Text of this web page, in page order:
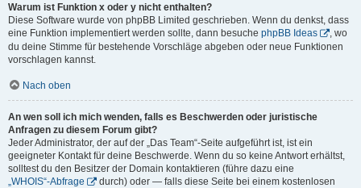
Warum ist Funktion x oder y nicht enthalten?
Diese Software wurde von phpBB Limited geschrieben. Wenn du denkst, dass
eine Funktion implementiert werden sollte, dann besuche phpBB Ideas
, wo
du deine Stimme für bestehende Vorschläge abgeben oder neue Funktionen
vorschlagen kannst.
Nach oben
An wen soll ich mich wenden, falls es Beschwerden oder juristische
Anfragen zu diesem Forum gibt?
Jeder Administrator, der auf der „Das Team“-Seite aufgeführt ist, ist ein
geeigneter Kontakt für deine Beschwerde. Wenn du so keine Antwort erhältst,
solltest du den Besitzer der Domain kontaktieren (führe dazu eine
„WHOIS“-Abfrage
durch) oder — falls diese Seite bei einem kostenlosen